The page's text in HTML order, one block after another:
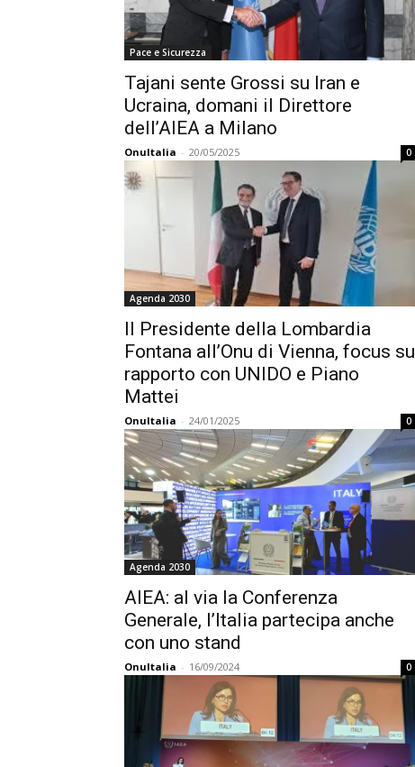
Pace e Sicurezza
Tajani sente Grossi su Iran e
Ucraina, domani il Direttore
dell’AIEA a Milano
OnuItalia - 20/05/2025 0
Agenda 2030
Il Presidente della Lombardia
Fontana all’Onu di Vienna, focus su
rapporto con UNIDO e Piano
Mattei
OnuItalia - 24/01/2025 0
Agenda 2030
AIEA: al via la Conferenza
Generale, l’Italia partecipa anche
con uno stand
OnuItalia - 16/09/2024 0